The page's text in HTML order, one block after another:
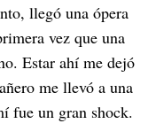
llegó una ópera
vez que una
Estar ahí me dejó
me llevó a una
fue un gran shock.